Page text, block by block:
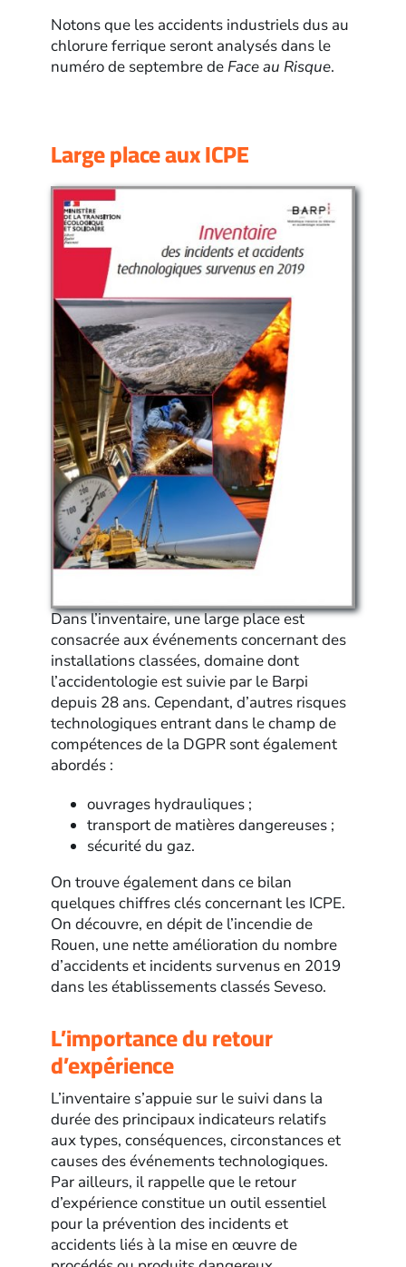
Notons que les accidents industriels dus au
chlorure ferrique seront analysés dans le
numéro de septembre de Face au Risque.
Large place aux ICPE
Dans l’inventaire, une large place est
consacrée aux événements concernant des
installations classées, domaine dont
l’accidentologie est suivie par le Barpi
depuis 28 ans. Cependant, d’autres risques
technologiques entrant dans le champ de
compétences de la DGPR sont également
abordés :
ouvrages hydrauliques ;
transport de matières dangereuses ;
sécurité du gaz.
On trouve également dans ce bilan
quelques chiffres clés concernant les ICPE.
On découvre, en dépit de l’incendie de
Rouen, une nette amélioration du nombre
d’accidents et incidents survenus en 2019
dans les établissements classés Seveso.
L’importance du retour
d’expérience
L’inventaire s’appuie sur le suivi dans la
durée des principaux indicateurs relatifs
aux types, conséquences, circonstances et
causes des événements technologiques.
Par ailleurs, il rappelle que le retour
d’expérience constitue un outil essentiel
pour la prévention des incidents et
accidents liés à la mise en œuvre de